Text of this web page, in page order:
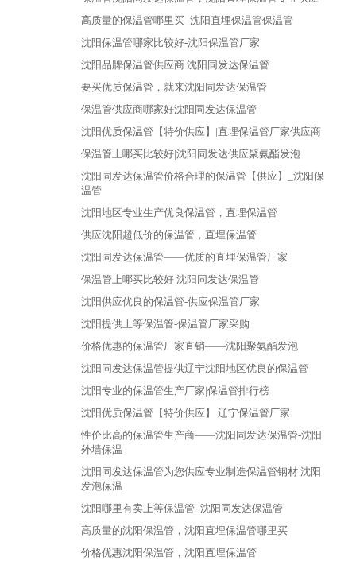
高质量的保温管哪里买_沈阳直埋保温管保温管
沈阳保温管哪家比较好-沈阳保温管厂家
沈阳品牌保温管供应商 沈阳同发达保温管
要买优质保温管，就来沈阳同发达保温管
保温管供应商哪家好沈阳同发达保温管
沈阳优质保温管【特价供应】|直埋保温管厂家供应商
保温管上哪买比较好|沈阳同发达供应聚氨酯发泡
沈阳同发达保温管价格合理的保温管【供应】_沈阳保
温管
沈阳地区专业生产优良保温管，直埋保温管
供应沈阳超低价的保温管，直埋保温管
沈阳同发达保温管——优质的直埋保温管厂家
保温管上哪买比较好 沈阳同发达保温管
沈阳供应优良的保温管-供应保温管厂家
沈阳提供上等保温管-保温管厂家采购
价格优惠的保温管厂家直销——沈阳聚氨酯发泡
沈阳同发达保温管提供辽宁沈阳地区优良的保温管
沈阳专业的保温管生产厂家|保温管排行榜
沈阳优质保温管【特价供应】 辽宁保温管厂家
性价比高的保温管生产商——沈阳同发达保温管-沈阳
外墙保温
沈阳同发达保温管为您供应专业制造保温管钢材 沈阳
发泡保温
沈阳哪里有卖上等保温管_沈阳同发达保温管
高质量的沈阳保温管，沈阳直埋保温管哪里买
价格优惠沈阳保温管，沈阳直埋保温管